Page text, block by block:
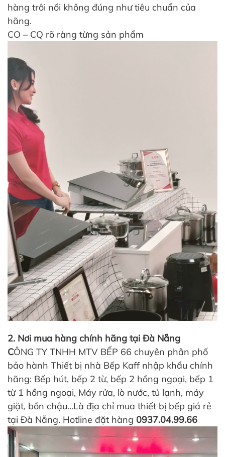
hàng trôi nổi không đúng như tiêu chuẩn của
hãng.
CO – CQ rõ ràng từng sản phẩm
2. Nơi mua hàng chính hãng tại Đà Nẵng
CÔNG TY TNHH MTV BẾP 66 chuyên phân phố
bảo hành Thiết bị nhà Bếp Kaff nhập khẩu chính
hãng: Bếp hút, bếp 2 từ, bếp 2 hồng ngoại, bếp 1
từ 1 hồng ngoại, Máy rửa, lò nước, tủ lạnh, máy
giặt, bồn chậu…Là địa chỉ mua thiết bị bếp giá rẻ
tại Đà Nẵng. Hotline đặt hàng 0937.04.99.66